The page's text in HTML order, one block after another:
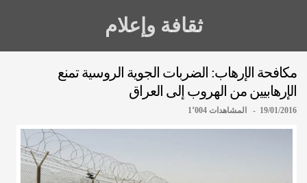
ثقافة وإعلام
مكافحة الإرهاب: الضربات الجوية الروسية تمنع
الإرهابيين من الهروب إلى العراق
19/01/2016 - المشاهدات 1٬004